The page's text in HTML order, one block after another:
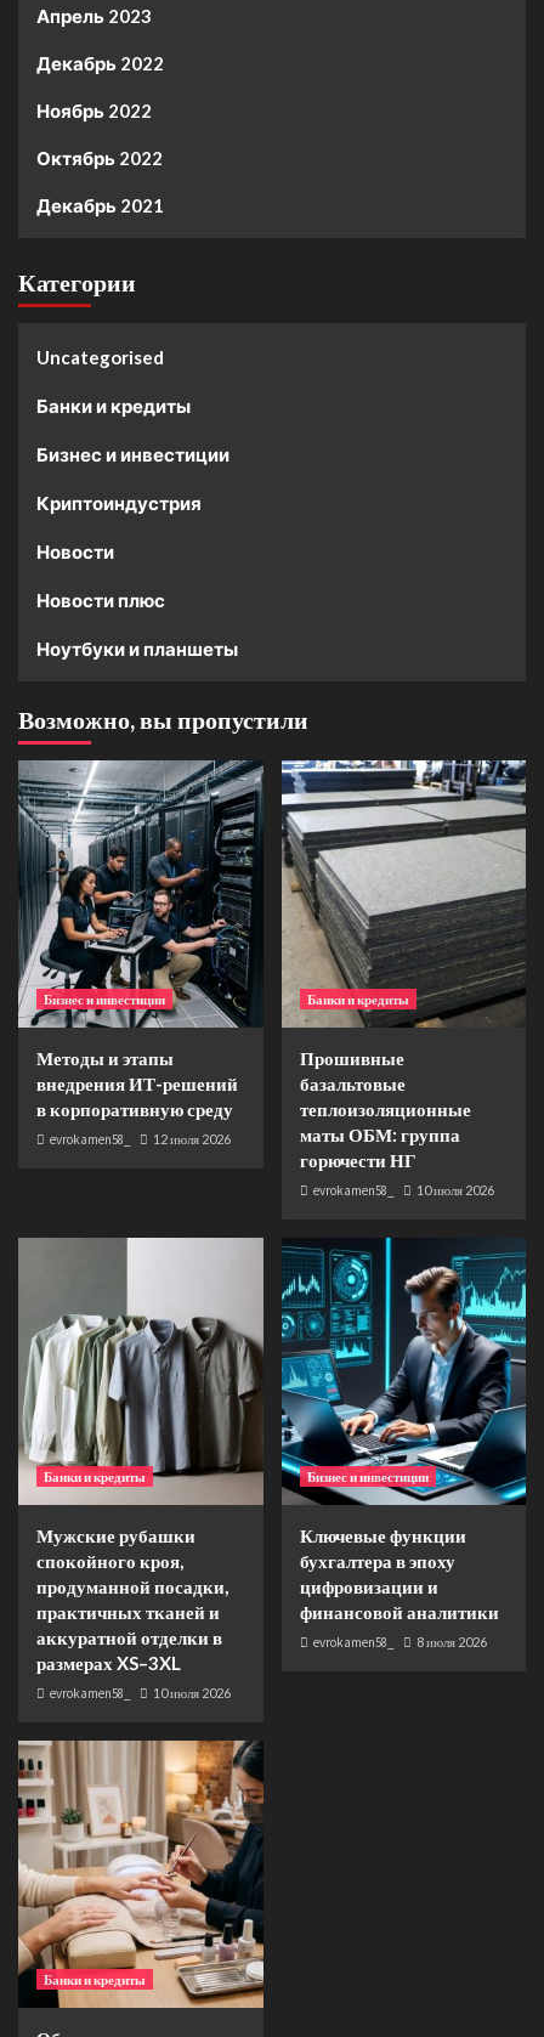
Апрель 2023
Декабрь 2022
Ноябрь 2022
Октябрь 2022
Декабрь 2021
Категории
Uncategorised
Банки и кредиты
Бизнес и инвестиции
Криптоиндустрия
Новости
Новости плюс
Ноутбуки и планшеты
Возможно, вы пропустили
Бизнес и инвестиции
Методы и этапы
внедрения ИТ-решений
в корпоративную среду
evrokamen58_ 12 июля 2026
Банки и кредиты
Прошивные
базальтовые
теплоизоляционные
маты ОБМ: группа
горючести НГ
evrokamen58_ 10 июля 2026
Банки и кредиты
Мужские рубашки
спокойного кроя,
продуманной посадки,
практичных тканей и
аккуратной отделки в
размерах XS–3XL
evrokamen58_ 10 июля 2026
Бизнес и инвестиции
Ключевые функции
бухгалтера в эпоху
цифровизации и
финансовой аналитики
evrokamen58_ 8 июля 2026
Банки и кредиты